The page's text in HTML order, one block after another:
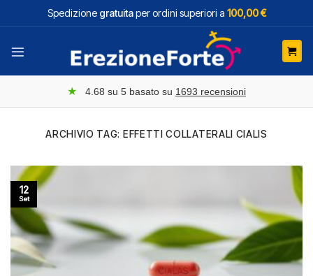
Spedizione gratuitaper ordini superiori a 100,00 €
★ 4.68 su 5 basato su 1693 recensioni
ARCHIVIO TAG: EFFETTI COLLATERALI CIALIS
12
Set